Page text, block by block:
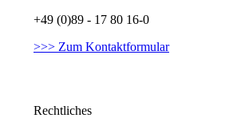
+49 (0)89 - 17 80 16-0
>>> Zum Kontaktformular
Rechtliches